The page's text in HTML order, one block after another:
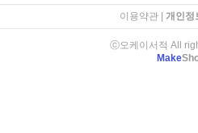
이용약관| 개인정
ⓒ오케이서적 All
Make